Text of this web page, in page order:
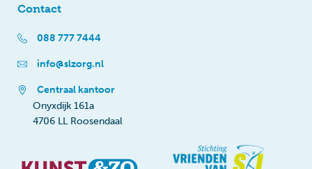
Contact
088 777 7444
info@slzorg.nl
Centraal kantoor
Onyxdijk 161a
4706 LL Roosendaal